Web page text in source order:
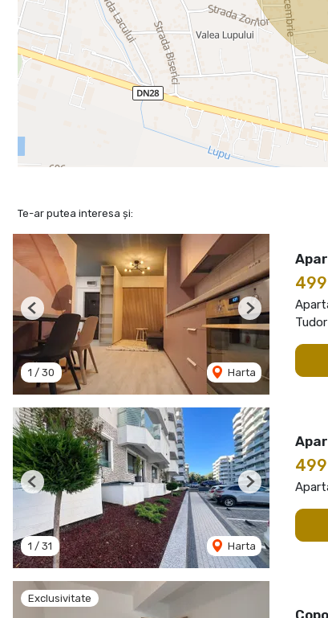
Te-ar putea interesa și:
1 / 30 Harta
Previous Next
1 / 31 Harta
Previous Next
Exclusivitate